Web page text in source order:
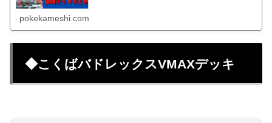
pokekameshi.com
◆こくばバドレックスVMAXデッキ